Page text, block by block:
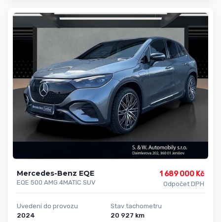
Mercedes-Benz EQE
EQE 500 AMG 4MATIC SUV
1 689 000 Kč
Odpočet DPH
Uvedení do provozu
2024
Stav tachometru
20 927 km